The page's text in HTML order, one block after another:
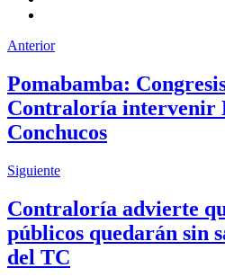
Anterior
Pomabamba:
Contraloría intervenir
Conchucos
Siguiente
Contraloría advierte
públicos quedarán sin
del TC